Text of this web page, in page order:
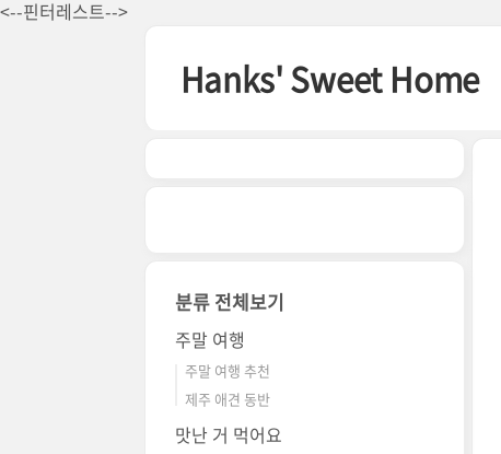
<--핀터레스트-->
본문 바로가기
Hanks' Sweet Home
분류 전체보기
주말 여행
주말 여행 추천
제주 애견 동반
맛난 거 먹어요